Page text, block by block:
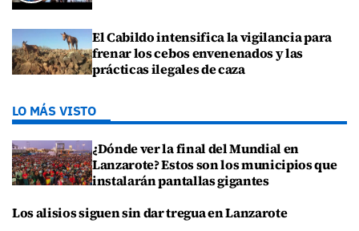
El Cabildo intensifica la vigilancia para
frenar los cebos envenenados y las
prácticas ilegales de caza
LO MÁS VISTO
¿Dónde ver la final del Mundial en
Lanzarote? Estos son los municipios que
instalarán pantallas gigantes
Los alisios siguen sin dar tregua en Lanzarote